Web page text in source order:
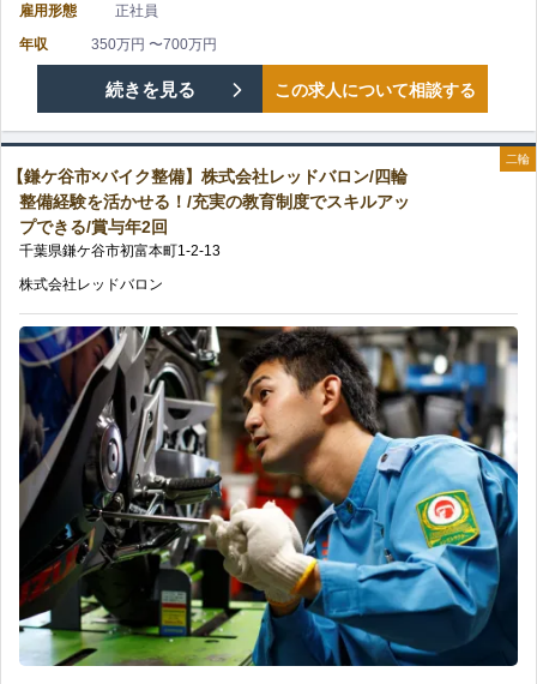
備
経
験
活
か
る
の
収
500
万
円
も
目
指
せ
る/
研
修
制
度
充
ド
バ
ロ
ス
キ
が
身
に
付
く
実
雇用形態
正社員
年収
350万円 〜700万円
【成
田
市
×
バ
イ
ク
整
備】
株
式
会
社
続きを見る この求人について相談する
二輪
【鎌ケ谷市×バイク整備】株式会社レッドバロン/四輪
整備経験を活かせる！/充実の教育制度でスキルアッ
プできる/賞与年2回
千葉県鎌ケ谷市初富本町1-2-13
株式会社レッドバロン